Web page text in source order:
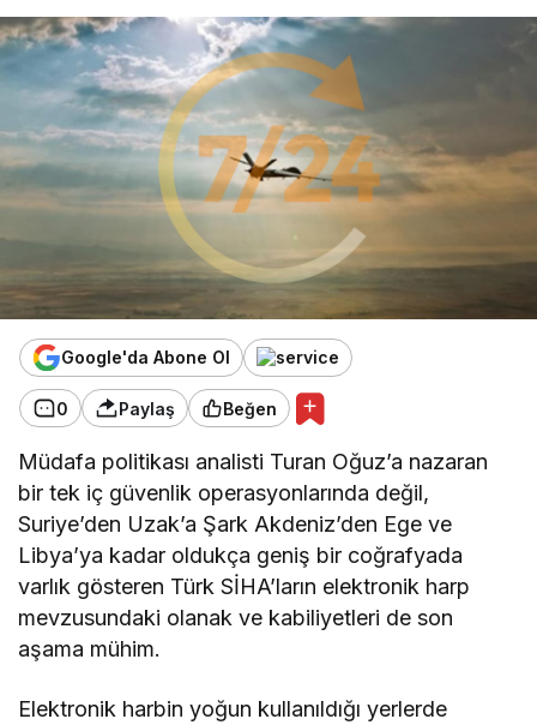
Google'da Abone Ol
0 Paylaş Beğen
Müdafa politikası analisti Turan Oğuz’a nazaran
bir tek iç güvenlik operasyonlarında değil,
Suriye’den Uzak’a Şark Akdeniz’den Ege ve
Libya’ya kadar oldukça geniş bir coğrafyada
varlık gösteren Türk SİHA’ların elektronik harp
mevzusundaki olanak ve kabiliyetleri de son
aşama mühim.
Elektronik harbin yoğun kullanıldığı yerlerde